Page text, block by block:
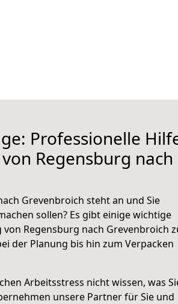
Professionelle
Regensburg nach
Grevenbroich steht an und Sie
sollen? Es gibt einige wichtige
Regensburg nach Grevenbroich
der Planung bis hin zum Verpacken
Arbeitsstress nicht wissen, was
unsere Partner für Sie und